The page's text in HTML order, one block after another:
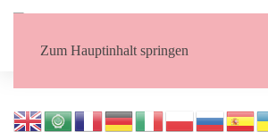
Zum Hauptinhalt springen